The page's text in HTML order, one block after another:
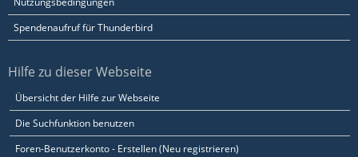
Spendenaufruf für Thunderbird
Hilfe zu dieser Webseite
Übersicht der Hilfe zur Webseite
Die Suchfunktion benutzen
Foren-Benutzerkonto - Erstellen (Neu registrieren)